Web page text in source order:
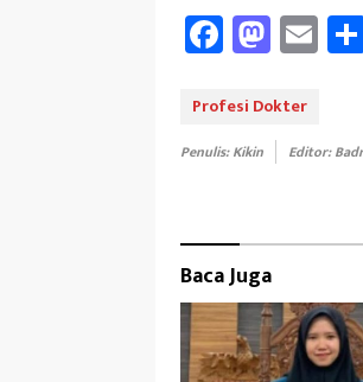
Fa
ce
b
oo
M
as
to
d
o
E
m
Profesi Dokter
Penulis: Kikin Editor:
Baca Juga